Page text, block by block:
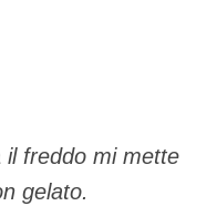
il freddo mi mette
gelato.